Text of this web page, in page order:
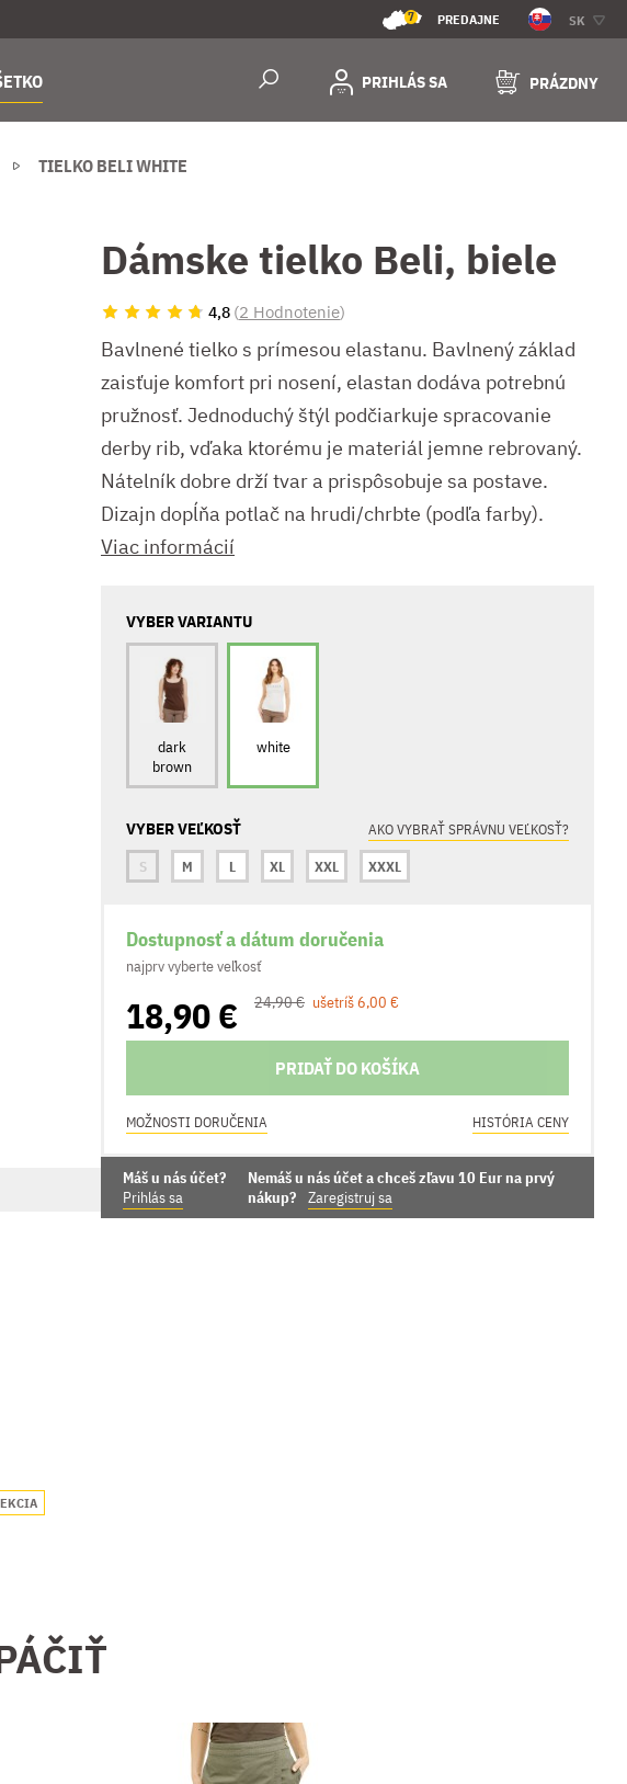
7 PREDAJNE SK
PRIHLÁS SA PRÁZDNY
TIELKO BELI WHITE
Dámske tielko Beli, biele
4,8 (2 Hodnotenie)
Bavlnené tielko s prímesou elastanu. Bavlnený základ
zaisťuje komfort pri nosení, elastan dodáva potrebnú
pružnosť. Jednoduchý štýl podčiarkuje spracovanie
derby rib, vďaka ktorému je materiál jemne rebrovaný.
Nátelník dobre drží tvar a prispôsobuje sa postave.
Dizajn dopĺňa potlač na hrudi/chrbte (podľa farby).
Viac informácií
VYBER VARIANTU
dark
brown
white
VYBER VEĽKOSŤ
AKO VYBRAŤ SPRÁVNU VEĽKOSŤ?
S
M L XL XXL XXXL
Dostupnosť a dátum doručenia
najprv vyberte veľkosť
18,90 € 24,90 € ušetríš 6,00 €
PRIDAŤ DO KOŠÍKA
MOŽNOSTI DORUČENIA HISTÓRIA CENY
Máš u nás účet?
Prihlás sa
Nemáš u nás účet a chceš zľavu 10 Eur na prvý
nákup?
Zaregistruj sa